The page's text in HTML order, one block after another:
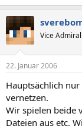
Vice Admiral
22. Januar 2006
Hauptsächlich
vernetzen.
Wir spielen beide
Dateien aus etc.